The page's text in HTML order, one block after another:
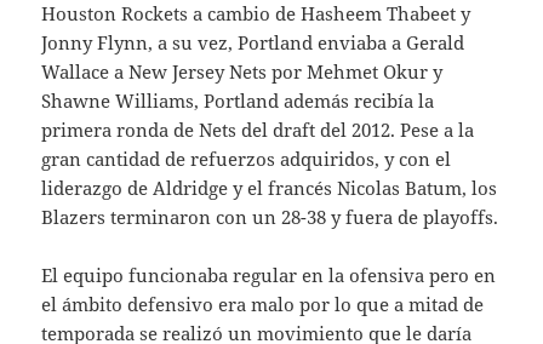
Houston Rockets a cambio de Hasheem Thabeet y
Jonny Flynn, a su vez, Portland enviaba a Gerald
Wallace a New Jersey Nets por Mehmet Okur y
Shawne Williams, Portland además recibía la
primera ronda de Nets del draft del 2012. Pese a la
gran cantidad de refuerzos adquiridos, y con el
liderazgo de Aldridge y el francés Nicolas Batum, los
Blazers terminaron con un 28-38 y fuera de playoffs.
El equipo funcionaba regular en la ofensiva pero en
el ámbito defensivo era malo por lo que a mitad de
temporada se realizó un movimiento que le daría